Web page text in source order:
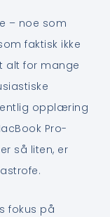
– noe som
faktisk ikke
alt for mange
opplæring
Pro-
så liten, er
fokus på